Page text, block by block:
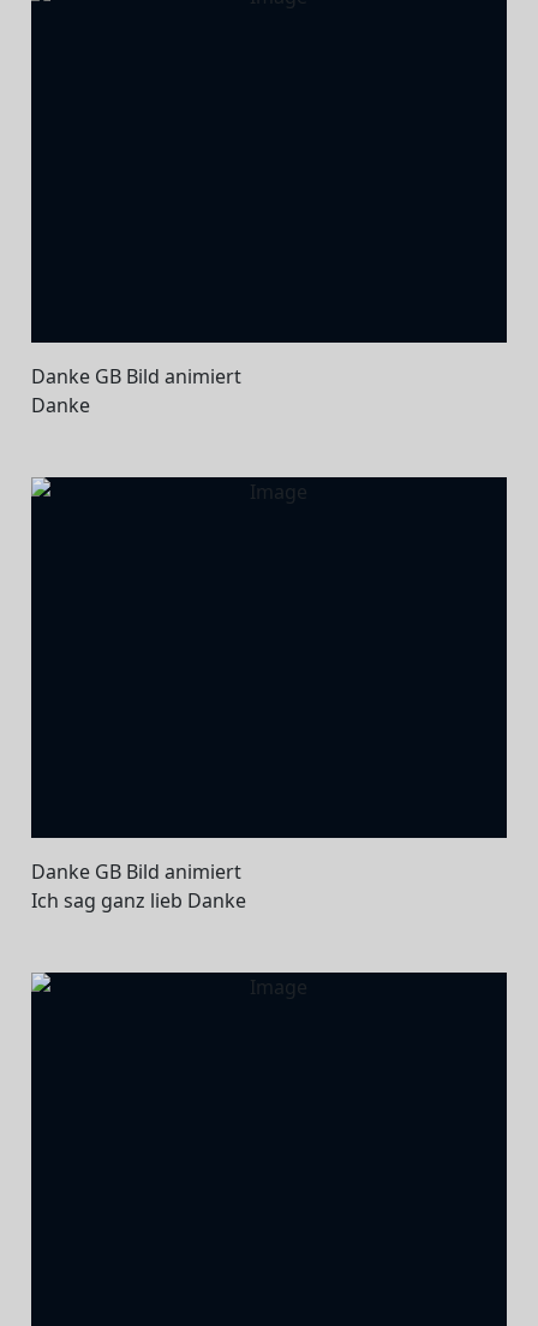
Danke GB Bild animiert
Danke
Danke GB Bild animiert
Ich sag ganz lieb Danke